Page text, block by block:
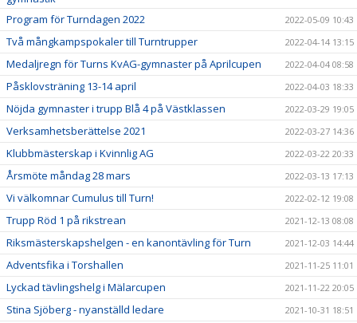
Program för Turndagen 2022
2022-05-09 10:43
Två mångkampspokaler till Turntrupper 2022-04-14 13:15
Medaljregn för Turns KvAG-gymnaster på Aprilcupen 2022-04-04 08:58
Påsklovsträning 13-14 april 2022-04-03 18:33
Nöjda gymnaster i trupp Blå 4 på Västklassen 2022-03-29 19:05
Verksamhetsberättelse 2021 2022-03-27 14:36
Klubbmästerskap i Kvinnlig AG 2022-03-22 20:33
Årsmöte måndag 28 mars 2022-03-13 17:13
Vi välkomnar Cumulus till Turn! 2022-02-12 19:08
Trupp Röd 1 på rikstrean 2021-12-13 08:08
Riksmästerskapshelgen - en kanontävling för Turn 2021-12-03 14:44
Adventsfika i Torshallen 2021-11-25 11:01
Lyckad tävlingshelg i Mälarcupen 2021-11-22 20:05
Stina Sjöberg - nyanställd ledare 2021-10-31 18:51